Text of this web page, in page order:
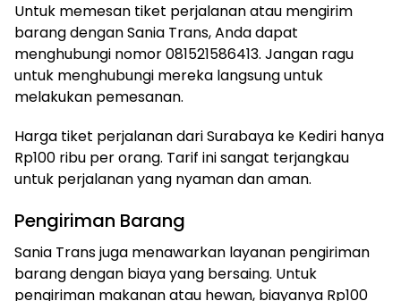
Untuk memesan tiket perjalanan atau mengirim
barang dengan Sania Trans, Anda dapat
menghubungi nomor 081521586413. Jangan ragu
untuk menghubungi mereka langsung untuk
melakukan pemesanan.
Harga tiket perjalanan dari Surabaya ke Kediri hanya
Rp100 ribu per orang. Tarif ini sangat terjangkau
untuk perjalanan yang nyaman dan aman.
Pengiriman Barang
Sania Trans juga menawarkan layanan pengiriman
barang dengan biaya yang bersaing. Untuk
pengiriman makanan atau hewan, biayanya Rp100